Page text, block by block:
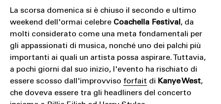
La scorsa domenica si è chiuso il secondo e ultimo
weekend dell'ormai celebre Coachella Festival , da
molti considerato come una meta fondamentali per
gli appassionati di musica, nonché uno dei palchi più
importanti ai quali un artista possa aspirare. Tuttavia,
a pochi giorni dal suo inizio, l'evento ha rischiato di
essere scosso dall'improvviso forfait di Kanye West,
che doveva essere tra gli headliners del concerto